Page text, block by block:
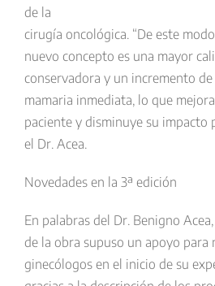
de la
cirugía oncológica. “De este
nuevo concepto es una mayor
conservadora y un incremento
mamaria inmediata, lo que
paciente y disminuye su impacto
el Dr. Acea.
Novedades en la 3ª edición
En palabras del Dr. Benigno
de la obra supuso un apoyo para
ginecólogos en el inicio de su